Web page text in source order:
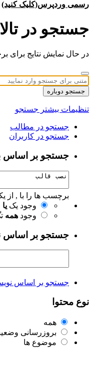
رسمی وردپرس(کلیک کنید)
جستجو در
در حال نمایش نتایج
جستجو دوباره
تنظیمات بیشتر جستجو
جستجو در مطالب
جستجو در کاربران
جستجو بر
برچسب ها را با , از
وجود یک یا
وجود همه
جستجو بر اساس
جستجو بر اساس
نوع محتوا
همه
بروزرسانی
موضوع ها